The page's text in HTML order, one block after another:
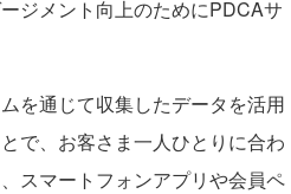
ジメント向上のためにPDCAサ
を通じて収集したデータを活用
で、お客さま一人ひとりに合わ
スマートフォンアプリや会員ペ